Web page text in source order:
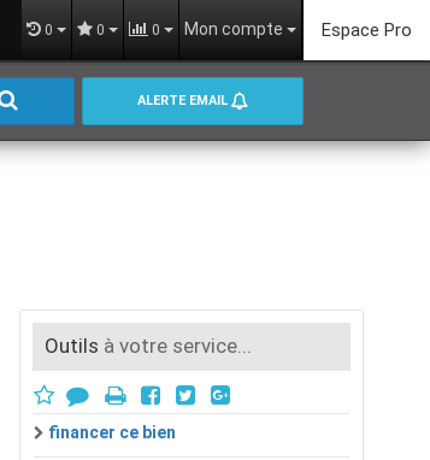
0 0 0 Mon compte Espace Pro
ALERTE EMAIL
Outils à votre service...
financer ce bien